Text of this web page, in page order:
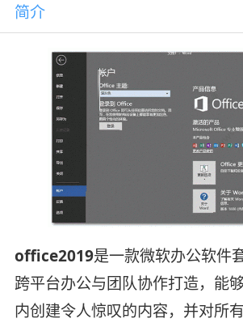
简介
office2019是一款微软办公软件
跨平台办公与团队协作打造，能
内创建令人惊叹的内容，并对所